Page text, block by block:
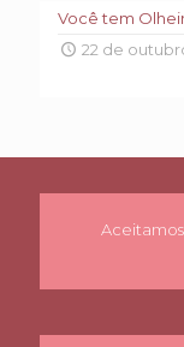
Você tem
22 de